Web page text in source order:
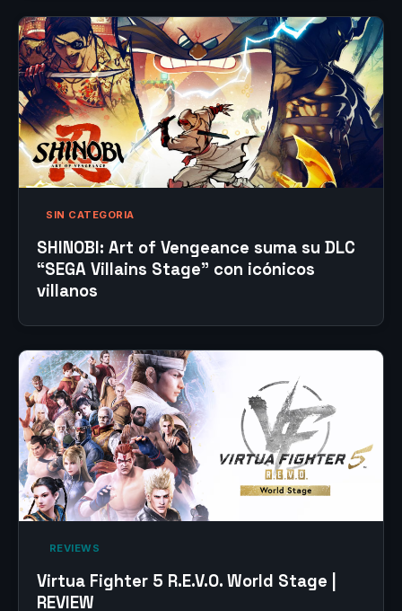
SIN CATEGORIA
SHINOBI: Art of Vengeance suma su DLC
“SEGA Villains Stage” con icónicos
villanos
‎ REVIEWS‎
Virtua Fighter 5 R.E.V.O. World Stage |
REVIEW